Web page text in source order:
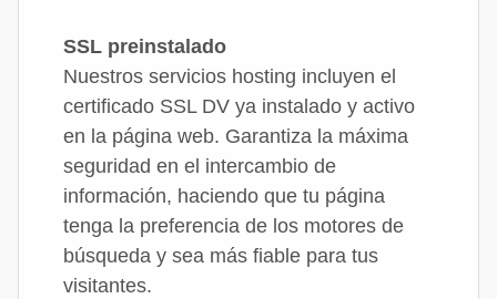
SSL preinstalado
Nuestros servicios hosting incluyen el
certificado SSL DV ya instalado y activo
en la página web. Garantiza la máxima
seguridad en el intercambio de
información, haciendo que tu página
tenga la preferencia de los motores de
búsqueda y sea más fiable para tus
visitantes.